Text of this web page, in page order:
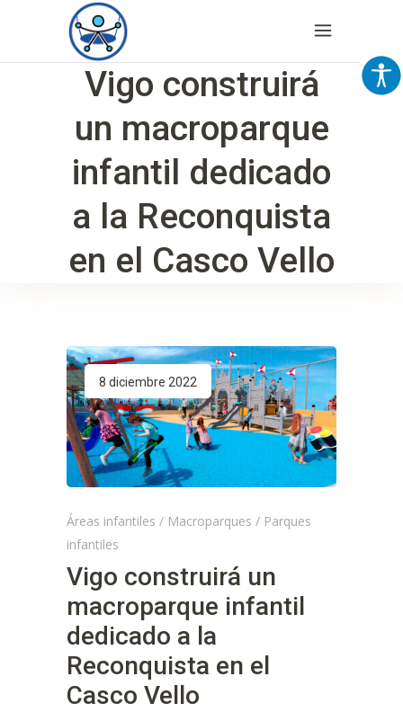
Vigo construirá
un macroparque
infantil dedicado
a la Reconquista
en el Casco Vello
8 diciembre 2022
Áreas infantiles / Macroparques / Parques
infantiles
Vigo construirá un
macroparque infantil
dedicado a la
Reconquista en el
Casco Vello